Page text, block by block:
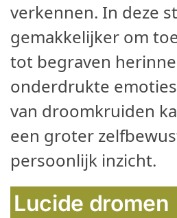
verkennen. In deze
gemakkelijker om
tot begraven
onderdrukte
van droomkruiden
een groter
persoonlijk inzicht.
Lucide dromen